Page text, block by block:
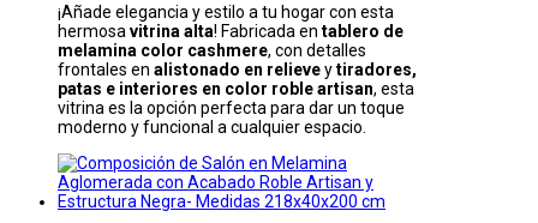
¡Añade elegancia y estilo a tu hogar con esta
hermosa vitrina alta! Fabricada en tablero de
melamina color cashmere, con detalles
frontales en alistonado en relieveytiradores,
patas e interiores en color roble artisan, esta
vitrina es la opción perfecta para dar un toque
moderno y funcional a cualquier espacio.